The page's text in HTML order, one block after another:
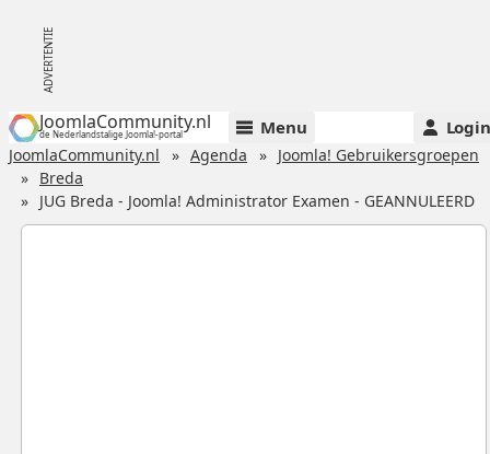
JoomlaCommunity.nl
de Nederlandstalige Joomla!-portal Menu Login
JoomlaCommunity.nl Agenda
Joomla! Gebruikersgroepen
Breda
JUG Breda - Joomla! Administrator Examen - GEANNULEERD